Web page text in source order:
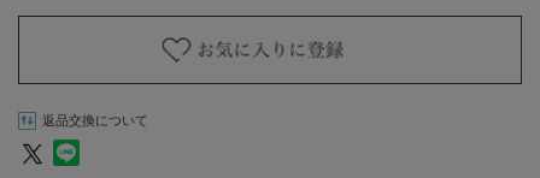
返品交換について